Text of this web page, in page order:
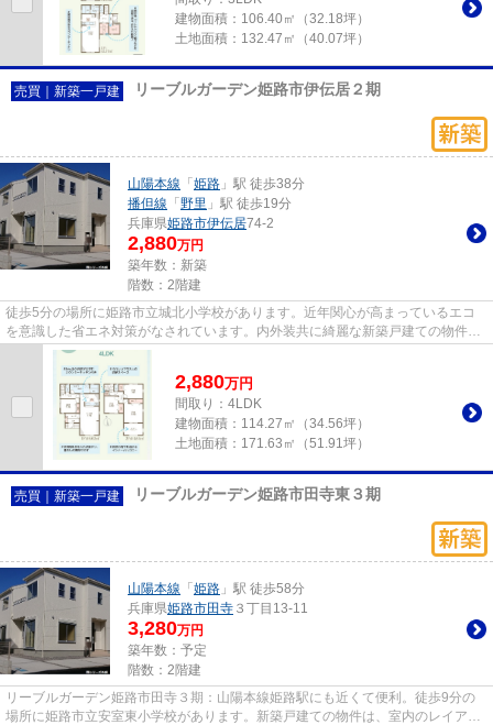
建物面積： 106.40㎡（32.18坪）
土地面積： 132.47㎡（40.07坪）
売買｜新築一戸建 リーブルガーデン姫路市伊伝居２期
山陽本線 「 姫路 」駅 徒歩38分
播但線 「 野里 」駅 徒歩19分
兵庫県姫路市伊伝居74-2
2,880万円
築年数：新築
階数：2階建
徒歩5分の場所に姫路市立城北小学校があります。近年関心が高まっているエコ
を意識した省エネ対策がなされています。内外装共に綺麗な新築戸建ての物件は
いかがでしょうか。ホルムアル...
2,880万円
間取り：4LDK
建物面積： 114.27㎡（34.56坪）
土地面積： 171.63㎡（51.91坪）
売買｜新築一戸建 リーブルガーデン姫路市田寺東３期
山陽本線 「 姫路 」駅 徒歩58分
兵庫県姫路市田寺 ３丁目13-11
3,280万円
築年数：予定
階数：2階建
リーブルガーデン姫路市田寺３期：山陽本線姫路駅にも近くて便利。徒歩9分の
場所に姫路市立安室東小学校があります。新築戸建ての物件は、室内のレイアウ